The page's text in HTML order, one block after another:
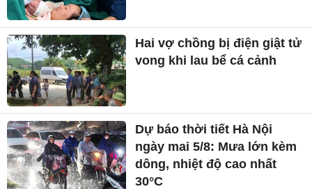
Hai vợ chồng bị điện giật tử
vong khi lau bể cá cảnh
Dự báo thời tiết Hà Nội
ngày mai 5/8: Mưa lớn kèm
dông, nhiệt độ cao nhất
30°C